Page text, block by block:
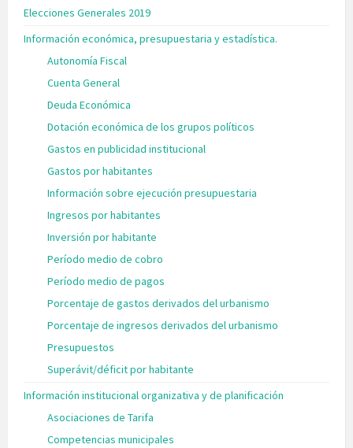
Elecciones Generales 2019
Información económica, presupuestaria y estadística.
Autonomía Fiscal
Cuenta General
Deuda Económica
Dotación económica de los grupos políticos
Gastos en publicidad institucional
Gastos por habitantes
Información sobre ejecución presupuestaria
Ingresos por habitantes
Inversión por habitante
Período medio de cobro
Período medio de pagos
Porcentaje de gastos derivados del urbanismo
Porcentaje de ingresos derivados del urbanismo
Presupuestos
Superávit/déficit por habitante
Información institucional organizativa y de planificación
Asociaciones de Tarifa
Competencias municipales